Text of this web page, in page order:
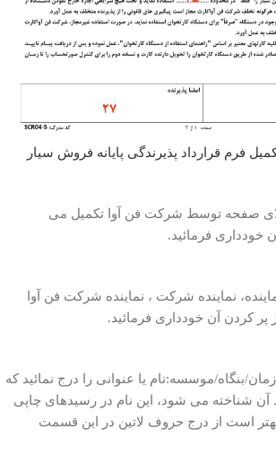
فرم قرارداد پذیرندگی پایانه فروش سیار
بالای صفحه توسط شرکت فن آوا تکمیل می
خودداری فرمائید.
نماینده شرکت ، نماینده شرکت فن آوا
کردن آن خودداری فرمائید.
بنگاه/موسسه:نام یا عنوانی را درج نمائید که
شناخته می شود، این نام در رسیدهای چاپی
است از درج حروف لاتین در این قسمت